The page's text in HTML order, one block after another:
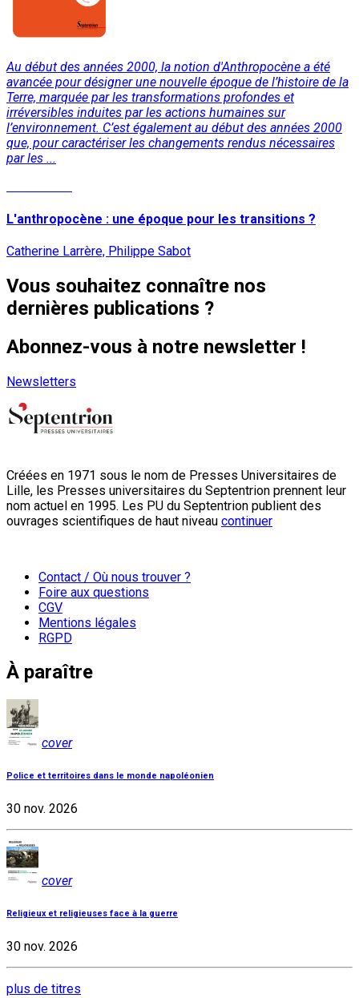
Au début des années 2000, la notion d'Anthropocène a été
avancée pour désigner une nouvelle époque de l’histoire de la
Terre, marquée par les transformations profondes et
irréversibles induites par les actions humaines sur
l’environnement. C’est également au début des années 2000
que, pour caractériser les changements rendus nécessaires
par les ...
L'anthropocène : une époque pour les transitions ?
Catherine Larrère, Philippe Sabot
Vous souhaitez connaître nos
dernières publications ?
Abonnez-vous à notre newsletter !
Newsletters
Créées en 1971 sous le nom de Presses Universitaires de
Lille, les Presses universitaires du Septentrion prennent leur
nom actuel en 1995. Les PU du Septentrion publient des
ouvrages scientifiques de haut niveau continuer
Contact / Où nous trouver ?
Foire aux questions
CGV
Mentions légales
RGPD
À paraître
cover
Police et territoires dans le monde napoléonien
30 nov. 2026
cover
Religieux et religieuses face à la guerre
30 nov. 2026
plus de titres